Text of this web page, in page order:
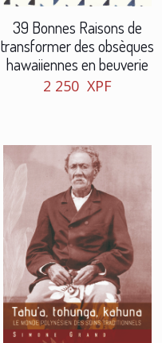
39 Bonnes Raisons de
transformer des obsèques
hawaiiennes en beuverie
2 250 XPF